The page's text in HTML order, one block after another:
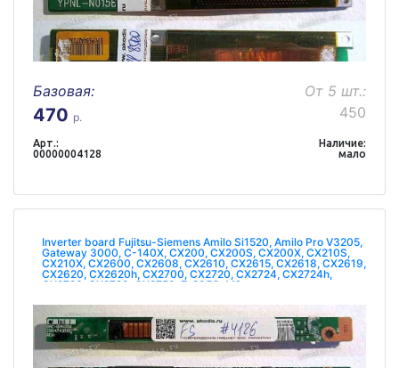
Базовая:
470 р.
От 5 шт.:
450
Арт.:
00000004128
Наличие:
мало
Inverter board Fujitsu-Siemens Amilo Si1520, Amilo Pro V3205,
Gateway 3000, C-140X, CX200, CX200S, CX200X, CX210S,
CX210X, CX2600, CX2608, CX2610, CX2615, CX2618, CX2619,
CX2620, CX2620h, CX2700, CX2720, CX2724, CX2724h,
CX2726, CX2728, CX2750, E-295C, M2